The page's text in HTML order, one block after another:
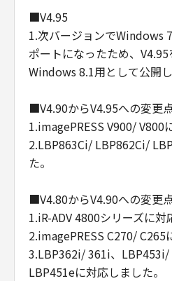
■V4.95
1.次バージョンでWindows
ポートになったため、V4.95
Windows 8.1用として公開し
■V4.90からV4.95への変更
1.imagePRESS V900/ V800
2.LBP863Ci/ LBP862Ci/
た。
■V4.80からV4.90への変更
1.iR-ADV 4800シリーズに対
2.imagePRESS C270/ C265
3.LBP362i/ 361i、
LBP451eに対応しました。